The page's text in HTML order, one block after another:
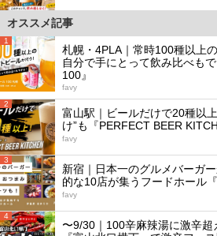
オススメ記事
1
札幌・4PLA｜常時100種以上
自分で手にとって飲み比べも
100』
favy
2
富山駅｜ビールだけで20種以
け”も『PERFECT BEER
favy
3
新宿｜日本一のグルメバーガ
的な10店が集うフードホール
favy
4
〜9/30｜100辛麻辣湯に激辛超